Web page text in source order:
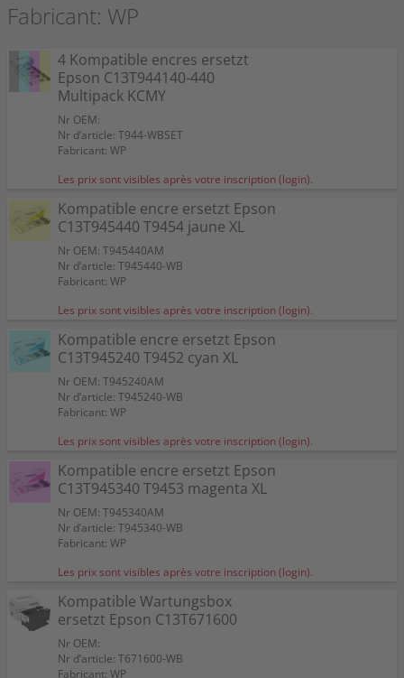
Fabricant: WP
4 Kompatible encres ersetzt
Epson C13T944140-440
Multipack KCMY
Nr OEM:
Nr d’article: T944-WBSET
Fabricant: WP
Les prix sont visibles après votre inscription (login).
Kompatible encre ersetzt Epson
C13T945440 T9454 jaune XL
Nr OEM: T945440AM
Nr d’article: T945440-WB
Fabricant: WP
Les prix sont visibles après votre inscription (login).
Kompatible encre ersetzt Epson
C13T945240 T9452 cyan XL
Nr OEM: T945240AM
Nr d’article: T945240-WB
Fabricant: WP
Les prix sont visibles après votre inscription (login).
Kompatible encre ersetzt Epson
C13T945340 T9453 magenta XL
Nr OEM: T945340AM
Nr d’article: T945340-WB
Fabricant: WP
Les prix sont visibles après votre inscription (login).
Kompatible Wartungsbox
ersetzt Epson C13T671600
Nr OEM:
Nr d’article: T671600-WB
Fabricant: WP